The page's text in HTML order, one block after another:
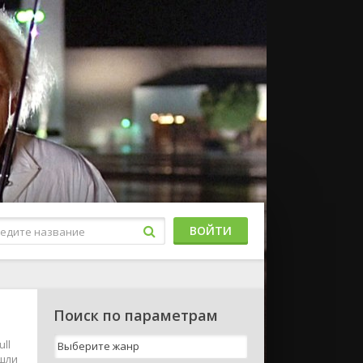
ВОЙТИ
Поиск по параметрам